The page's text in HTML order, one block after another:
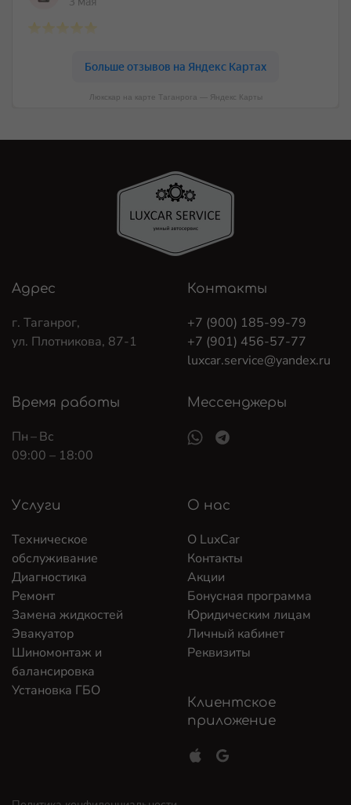
Люкскар на карте Таганрога — Яндекс Карты
Адрес
г. Таганрог,
ул. Плотникова, 87-1
Контакты
+7 (900) 185-99-79
+7 (901) 456-57-77
luxcar.service@yandex.ru
Время работы
Пн – Вс
09:00 – 18:00
Мессенджеры
Услуги
Техническое
обслуживание
Диагностика
Ремонт
Замена жидкостей
Эвакуатор
Шиномонтаж и
балансировка
Установка ГБО
О нас
О LuxCar
Контакты
Акции
Бонусная программа
Юридическим лицам
Личный кабинет
Реквизиты
Клиентское
приложение